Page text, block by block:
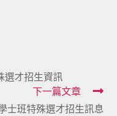
選才招生資訊
下一篇文章
士班特殊選才招生訊息